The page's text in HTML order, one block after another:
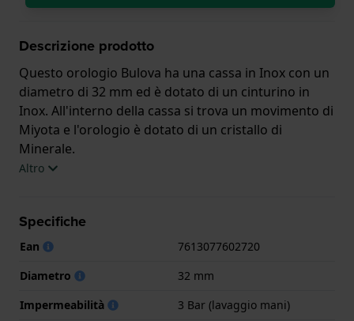
Descrizione prodotto
Questo orologio Bulova ha una cassa in Inox con un
diametro di 32 mm ed è dotato di un cinturino in
Inox. All'interno della cassa si trova un movimento di
Miyota e l'orologio è dotato di un cristallo di
Minerale.
è fornito con 2 Anni di garanzia.
Altro
Specifiche
Ean
7613077602720
Diametro
32 mm
Impermeabilità
3 Bar (lavaggio mani)